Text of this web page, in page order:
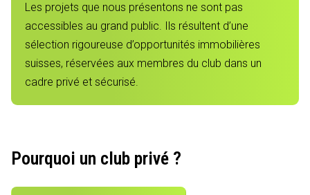
Les projets que nous présentons ne sont pas
accessibles au grand public. Ils résultent d’une
sélection rigoureuse d’opportunités immobilières
suisses, réservées aux membres du club dans un
cadre privé et sécurisé.
Pourquoi un club privé ?